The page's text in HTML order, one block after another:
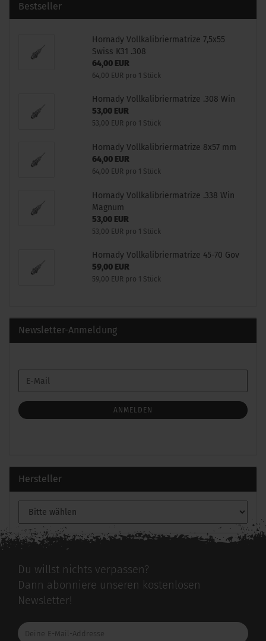
Bestseller
Hornady Vollkalibriermatrize 7,5x55
Swiss K31 .308
64,00 EUR
64,00 EUR pro 1 Stück
Hornady Vollkalibriermatrize .308 Win
53,00 EUR
53,00 EUR pro 1 Stück
Hornady Vollkalibriermatrize 8x57 mm
64,00 EUR
64,00 EUR pro 1 Stück
Hornady Vollkalibriermatrize .338 Win
Magnum
53,00 EUR
53,00 EUR pro 1 Stück
Hornady Vollkalibriermatrize 45-70 Gov
59,00 EUR
59,00 EUR pro 1 Stück
Newsletter-Anmeldung
ZUR
ANMELDUNG
E-
Mail
ANMELDEN
Hersteller
Du willst nichts verpassen?
Dann abonniere unseren kostenlosen
Newsletter!
Deine
E-